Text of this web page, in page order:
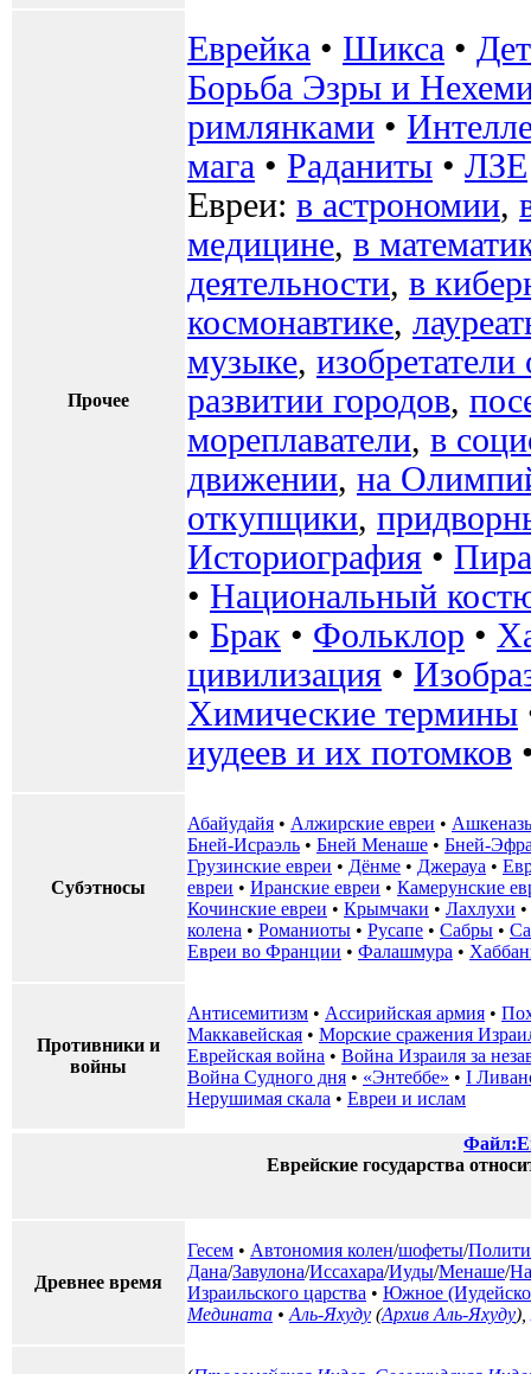
Прочее
Еврейка • Шикса •
Борьба Эзры и
римлянками •
мага • Раданиты • ЛЗЕ
Евреи: в астрономии,
медицине, в
деятельности, в
космонавтике,
музыке,
развитии городов,
мореплаватели, в
движении, на
откупщики,
Историография •
• Национальный
• Брак • Фольклор •
цивилизация •
Химические термины
иудеев и их потомков
Субэтносы
Абайудайя • Алжирские евреи •
Бней-Исраэль • Бней Менаше • Бней-
Грузинские евреи • Дёнме • Джерауа •
евреи • Иранские евреи • Камерунские
Кочинские евреи • Крымчаки • Лахлухи •
колена • Романиоты • Русапе • Сабры •
Евреи во Франции • Фалашмура •
Противники и
войны
Антисемитизм • Ассирийская армия •
Маккавейская • Морские сражения
Еврейская война • Война Израиля за
Война Судного дня • «Энтеббе» • I
Нерушимая скала • Евреи и ислам
Еврейские государства
Древнее время
Гесем • Автономия колен/шофеты/
Дана/Завулона/Иссахара/Иуды/Менаше/
Израильского царства • Южное
Медината • Аль-Яхуду (Архив Аль-Яхуду),